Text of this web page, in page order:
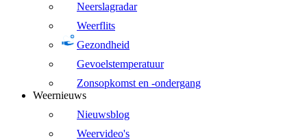
Neerslagradar
Weerflits
Gezondheid
Gevoelstemperatuur
Zonsopkomst en -ondergang
Weernieuws
Nieuwsblog
Weervideo's